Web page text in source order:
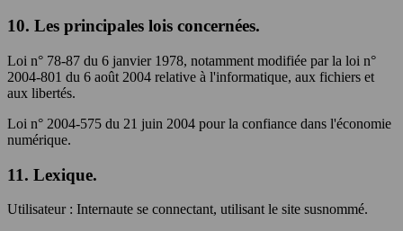
10. Les principales lois concernées.
Loi n° 78-87 du 6 janvier 1978, notamment modifiée par la loi n°
2004-801 du 6 août 2004 relative à l'informatique, aux fichiers et
aux libertés.
Loi n° 2004-575 du 21 juin 2004 pour la confiance dans l'économie
numérique.
11. Lexique.
Utilisateur : Internaute se connectant, utilisant le site susnommé.